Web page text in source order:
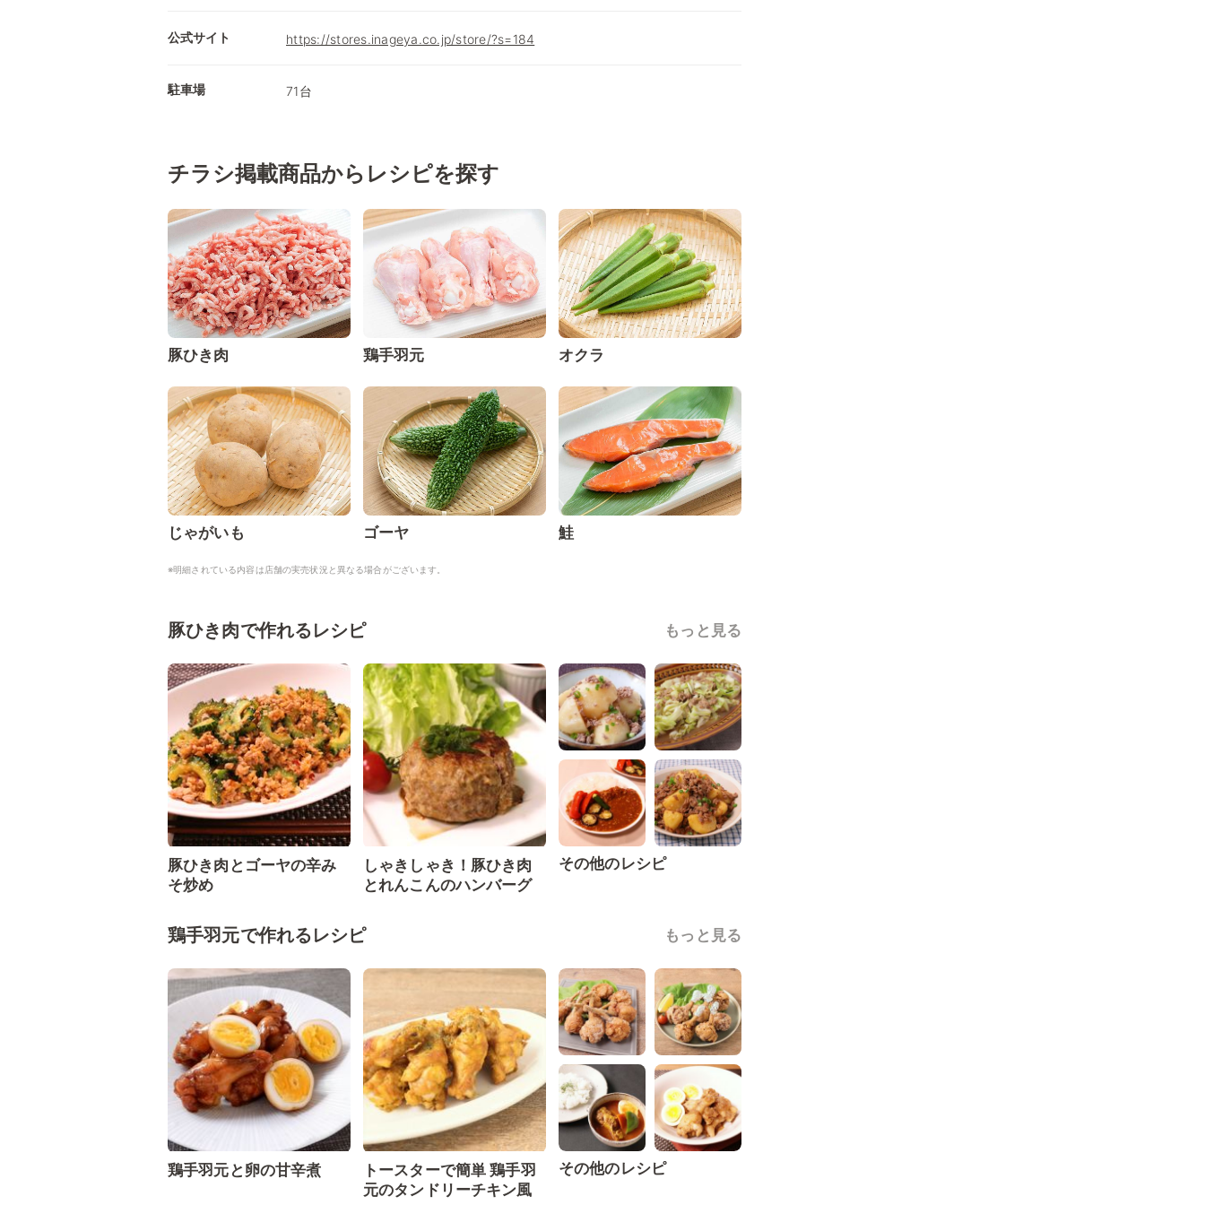
公式サイト https://stores.inageya.co.jp/store/?s=184
駐車場 71台
チラシ掲載商品からレシピを探す
豚ひき肉 鶏手羽元 オクラ
じゃがいも ゴーヤ 鮭
※明細されている内容は店舗の実売状況と異なる場合がございます。
豚ひき肉で作れるレシピ もっと見る
豚ひき肉とゴーヤの辛み
そ炒め
しゃきしゃき！豚ひき肉
とれんこんのハンバーグ
その他のレシピ
鶏手羽元で作れるレシピ もっと見る
鶏手羽元と卵の甘辛煮
トースターで簡単 鶏手羽
元のタンドリーチキン風
その他のレシピ